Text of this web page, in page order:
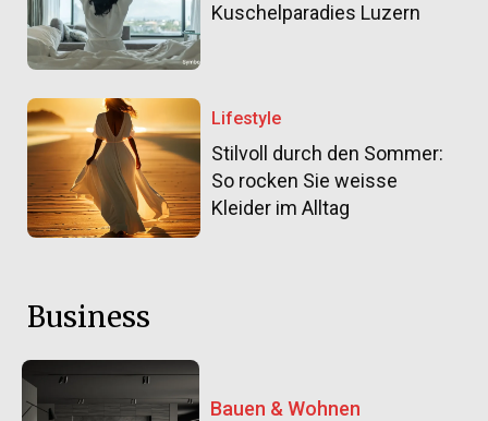
Kuschelparadies Luzern
Lifestyle
Stilvoll durch den Sommer:
So rocken Sie weisse
Kleider im Alltag
Business
Bauen & Wohnen